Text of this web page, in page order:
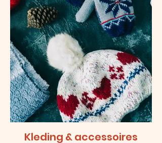
Kleding & accessoires